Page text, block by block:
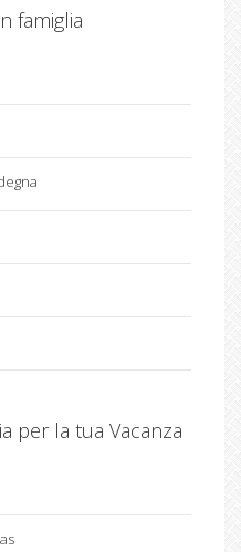
famiglia
per la tua Vacanza